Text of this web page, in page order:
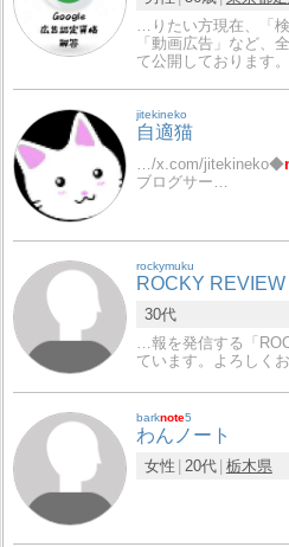
…りたい方現在、「
「動画広告」など、
て公開しております。
jitekineko
自適猫
…/x.com/jitekineko◆
ブログサー…
rockymuku
ROCKY REVIEW
30代
…報を発信する「
ています。よろしく
barknote5
わんノート
女性 20代 栃木県